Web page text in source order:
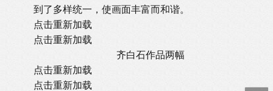
到了多样统一，使画面丰富而和谐。
点击重新加载
点击重新加载
齐白石作品两幅
点击重新加载
点击重新加载